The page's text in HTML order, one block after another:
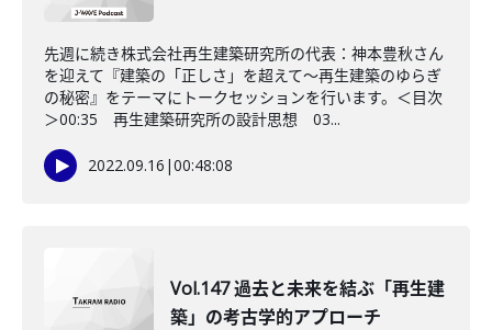
先週に続き株式会社再生建築研究所の代表：神本豊秋さん
を迎えて『建築の「正しさ」を超えて～再生建築のゆらぎ
の秘密』をテーマにトークセッションを行います。＜目次
＞00:35 再生建築研究所の設計思想 03...
2022.09.16 |00:48:08
Vol.147 過去と未来を結ぶ「再生建
築」の考古学的アプローチ